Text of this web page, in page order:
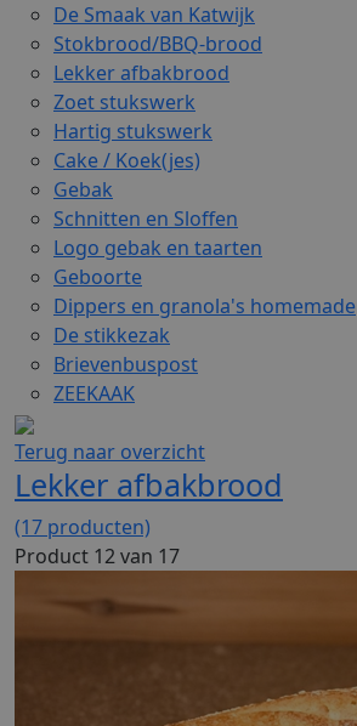
De Smaak van Katwijk
Stokbrood/BBQ-brood
Lekker afbakbrood
Zoet stukswerk
Hartig stukswerk
Cake / Koek(jes)
Gebak
Schnitten en Sloffen
Logo gebak en taarten
Geboorte
Dippers en granola's homemade
De stikkezak
Brievenbuspost
ZEEKAAK
Terug naar overzicht
Lekker afbakbrood
(17 producten)
Product 12 van 17